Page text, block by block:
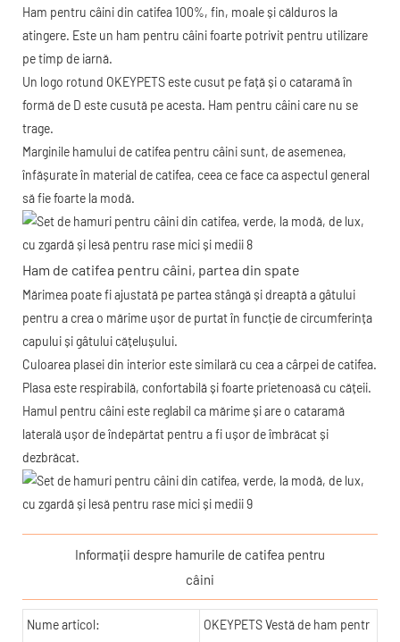
Ham pentru câini din catifea 100%, fin, moale și călduros la
atingere. Este un ham pentru câini foarte potrivit pentru utilizare
pe timp de iarnă.
Un logo rotund OKEYPETS este cusut pe față și o cataramă în
formă de D este cusută pe acesta. Ham pentru câini care nu se
trage.
Marginile hamului de catifea pentru câini sunt, de asemenea,
înfășurate în material de catifea, ceea ce face ca aspectul general
să fie foarte la modă.
Ham de catifea pentru câini, partea din spate
Mărimea poate fi ajustată pe partea stângă și dreaptă a gâtului
pentru a crea o mărime ușor de purtat în funcție de circumferința
capului și gâtului cățelușului.
Culoarea plasei din interior este similară cu cea a cârpei de catifea.
Plasa este respirabilă, confortabilă și foarte prietenoasă cu cățeii.
Hamul pentru câini este reglabil ca mărime și are o cataramă
laterală ușor de îndepărtat pentru a fi ușor de îmbrăcat și
dezbrăcat.
Informații despre hamurile de catifea pentru
câini
Nume articol:
OKEYPETS Vestă de ham pentr